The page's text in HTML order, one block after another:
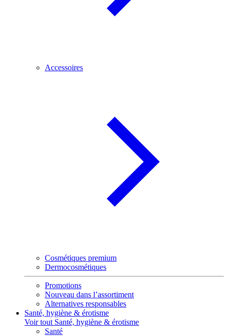
Accessoires
Cosmétiques premium
Dermocosmétiques
Promotions
Nouveau dans l’assortiment
Alternatives responsables
Santé, hygiène & érotisme
Voir tout Santé, hygiène & érotisme
Santé